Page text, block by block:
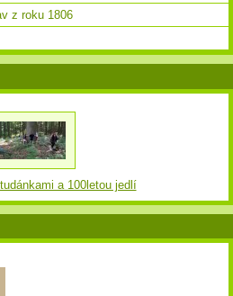
z roku 1806
a 100letou jedlí